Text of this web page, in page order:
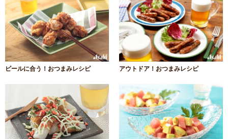
ビールに合う！おつまみレシピ アウトドア！おつまみレシピ